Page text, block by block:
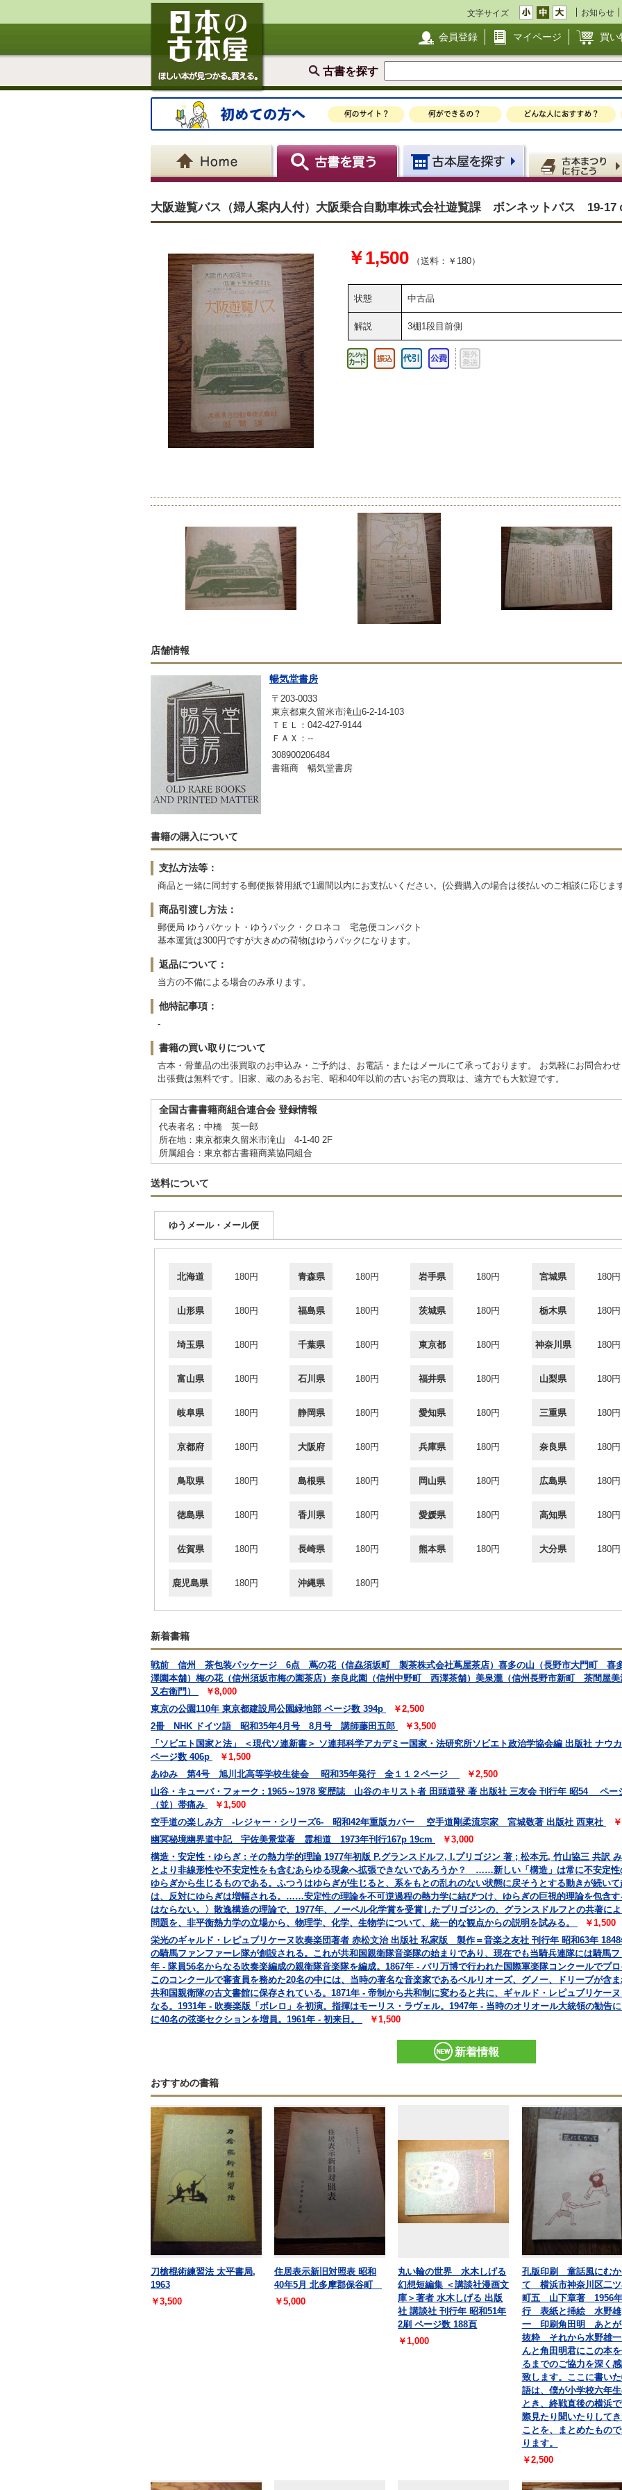
文字サイズ お知らせ
会員登録 マイページ 買い
古書を探す
大阪遊覧バス（婦人案内人付）大阪乗合自動車株式会社遊覧課 ボンネットバス 19-
￥1,500 （送料：￥180）
状態 中古品
解説 3棚1段目前側
店舗情報
暢気堂書房
〒203-0033
東京都東久留米市滝山6-2-14-103
ＴＥＬ：042-427-9144
ＦＡＸ：--
308900206484
書籍商 暢気堂書房
書籍の購入について
支払方法等：
商品と一緒に同封する郵便振替用紙で1週間以内にお支払いください。(公費購入の場合は後払いのご相談に応じま
商品引渡し方法：
郵便局 ゆうパケット・ゆうパック・クロネコ 宅急便コンパクト
基本運賃は300円ですが大きめの荷物はゆうパックになります。
返品について：
当方の不備による場合のみ承ります。
他特記事項：
-
書籍の買い取りについて
古本・骨董品の出張買取のお申込み・ご予約は、お電話・またはメールにて承っております。 お気軽にお問合わ
出張費は無料です。旧家、蔵のあるお宅、昭和40年以前の古いお宅の買取は、遠方でも大歓迎です。
全国古書書籍商組合連合会 登録情報
代表者名：中橋 英一郎
所在地：東京都東久留米市滝山 4-1-40 2F
所属組合：東京都古書籍商業協同組合
送料について
ゆうメール・メール便
北海道 180円 青森県 180円 岩手県 180円 宮城県 180円
山形県 180円 福島県 180円 茨城県 180円 栃木県 180円
埼玉県 180円 千葉県 180円 東京都 180円 神奈川県 180円
富山県 180円 石川県 180円 福井県 180円 山梨県 180円
岐阜県 180円 静岡県 180円 愛知県 180円 三重県 180円
京都府 180円 大阪府 180円 兵庫県 180円 奈良県 180円
鳥取県 180円 島根県 180円 岡山県 180円 広島県 180円
徳島県 180円 香川県 180円 愛媛県 180円 高知県 180円
佐賀県 180円 長崎県 180円 熊本県 180円 大分県 180円
鹿児島県 180円 沖縄県 180円
新着書籍
戦前 信州 茶包装パッケージ 6点 蔦の花（信劦須坂町 製茶株式会社蔦屋茶店）喜多の山（長野市大門町 喜
澤園本舗）梅の花（信州須坂市梅の園茶店）奈良此園（信州中野町 西澤茶舗）美泉瀧（信州長野市新町 茶間屋
又右衛門）
￥8,000
東京の公園110年 東京都建設局公園緑地部 ページ数 394p
￥2,500
2冊 NHK ドイツ語 昭和35年4月号 8月号 講師藤田五郎
￥3,500
「ソビエト国家と法」 ＜現代ソ連新書＞ ソ連邦科学アカデミー国家・法研究所ソビエト政治学協会編 出版社 ナウ
ページ数 406p
￥1,500
あゆみ 第4号 旭川北高等学校生徒会 昭和35年発行 全１１２ページ
￥2,500
山谷・キューバ・フォーク : 1965～1978 変歴誌 山谷のキリスト者 田頭道登 著 出版社 三友会 刊行年 昭54 ペー
（並）帯痛み
￥1,500
空手道の楽しみ方 -レジャー・シリーズ6- 昭和42年重版カバー 空手道剛柔流宗家 宮城敬著 出版社 西東社
幽冥秘境幽界道中記 宇佐美景堂著 霊相道 1973年刊行167p 19cm
￥3,000
構造・安定性・ゆらぎ : その熱力学的理論 1977年初版 P.グランスドルフ, I.プリゴジン 著 ; 松本元, 竹山協三 共訳
とより非線形性や不安定性をも含むあらゆる現象へ拡張できないであろうか？ ……新しい「構造」は常に不安定性
ゆらぎから生じるものである。ふつうはゆらぎが生じると、系をもとの乱れのない状態に戻そうとする動きが続い
は、反対にゆらぎは増幅される。……安定性の理論を不可逆過程の熱力学に結びつけ、ゆらぎの巨視的理論を包含
はならない。〉散逸構造の理論で、1977年、ノーベル化学賞を受賞したプリゴジンの、グランスドルフとの共著に
問題を、非平衡熱力学の立場から、物理学、化学、生物学について、統一的な観点からの説明を試みる。
￥1,500
栄光のギャルド・レピュブリケーヌ吹奏楽団著者 赤松文治 出版社 私家版 製作＝音楽之友社 刊行年 昭和63年
の騎馬ファンファーレ隊が創設される。これが共和国親衛隊音楽隊の始まりであり、現在でも当騎兵連隊には騎馬
年 - 隊員56名からなる吹奏楽編成の親衛隊音楽隊を編成。1867年 - パリ万博で行われた国際軍楽隊コンクールでプ
このコンクールで審査員を務めた20名の中には、当時の著名な音楽家であるベルリオーズ、グノー、ドリーブが含
共和国親衛隊の古文書館に保存されている。1871年 - 帝制から共和制に変わると共に、ギャルド・レピュブリケー
なる。1931年 - 吹奏楽版「ボレロ」を初演。指揮はモーリス・ラヴェル。1947年 - 当時のオリオール大統領の勧告
に40名の弦楽セクションを増員。1961年 - 初来日。
￥1,500
新着情報
おすすめの書籍
刀槍棍術練習法 太平書局,
1963
￥3,500
住居表示新旧対照表 昭和
40年5月 北多摩郡保谷町
￥5,000
丸い輪の世界 水木しげる
幻想短編集 ＜講談社漫画文
庫＞著者 水木しげる 出版
社 講談社 刊行年 昭和51年
2刷 ページ数 188頁
￥1,000
孔版印刷 童話風にむ
て 横浜市神奈川区二
町五 山下章著 1956
行 表紙と挿絵 水野雄
一 印刷角田明 あとが
抜粋 それから水野雄
んと角田明君にこの本
るまでのご協力を深く
致します。ここに書い
語は、僕が小学校六年
とき、終戦直後の横浜
際見たり聞いたりして
ことを、まとめたもの
ります。
￥2,500